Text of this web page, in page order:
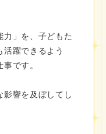
力」を、子どもた
躍できるよう
です。
影響を及ぼしてし